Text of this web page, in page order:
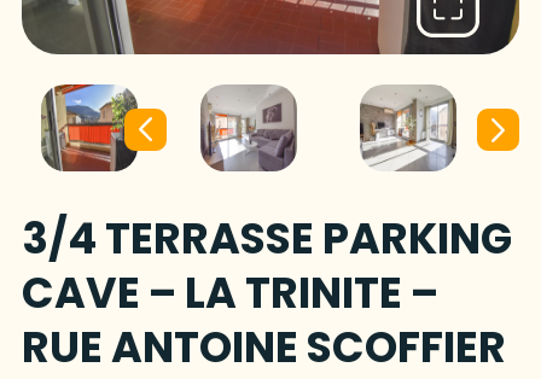
3/4 TERRASSE PARKING
CAVE – LA TRINITE –
RUE ANTOINE SCOFFIER